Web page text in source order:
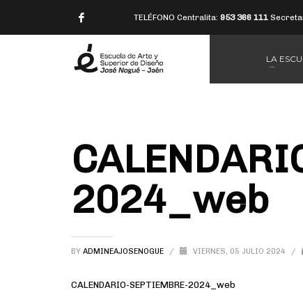
TELÉFONO Centralita: 953 366 111
LA
2024_web
BY ADMINEAJOSENOGUE / VIERNES, 05 JULIO 2024 /
CALENDARIO-SEPTIEMBRE-2024_web